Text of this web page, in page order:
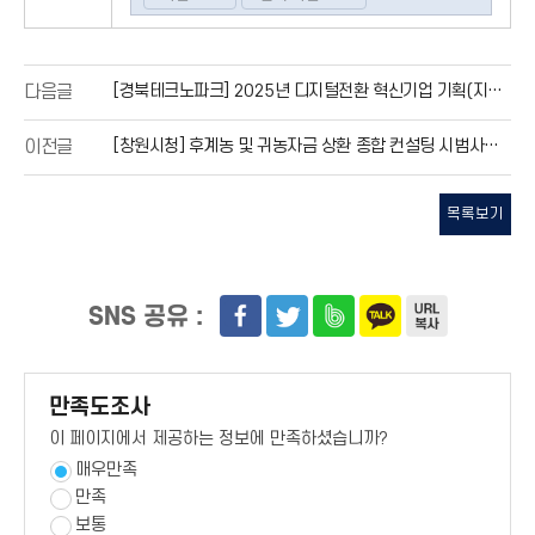
다음글 [경북테크노파크] 2025년 디지털전환 혁신기업 기획(지자체공모형) 참여지자체 모집공고(4차)
이전글 [창원시청] 후계농 및 귀농자금 상환 종합 컨설팅 시범사업 안내
목록보기
SNS 공유 :
만족도조사
이 페이지에서 제공하는 정보에 만족하셨습니까?
매우만족
만족
보통